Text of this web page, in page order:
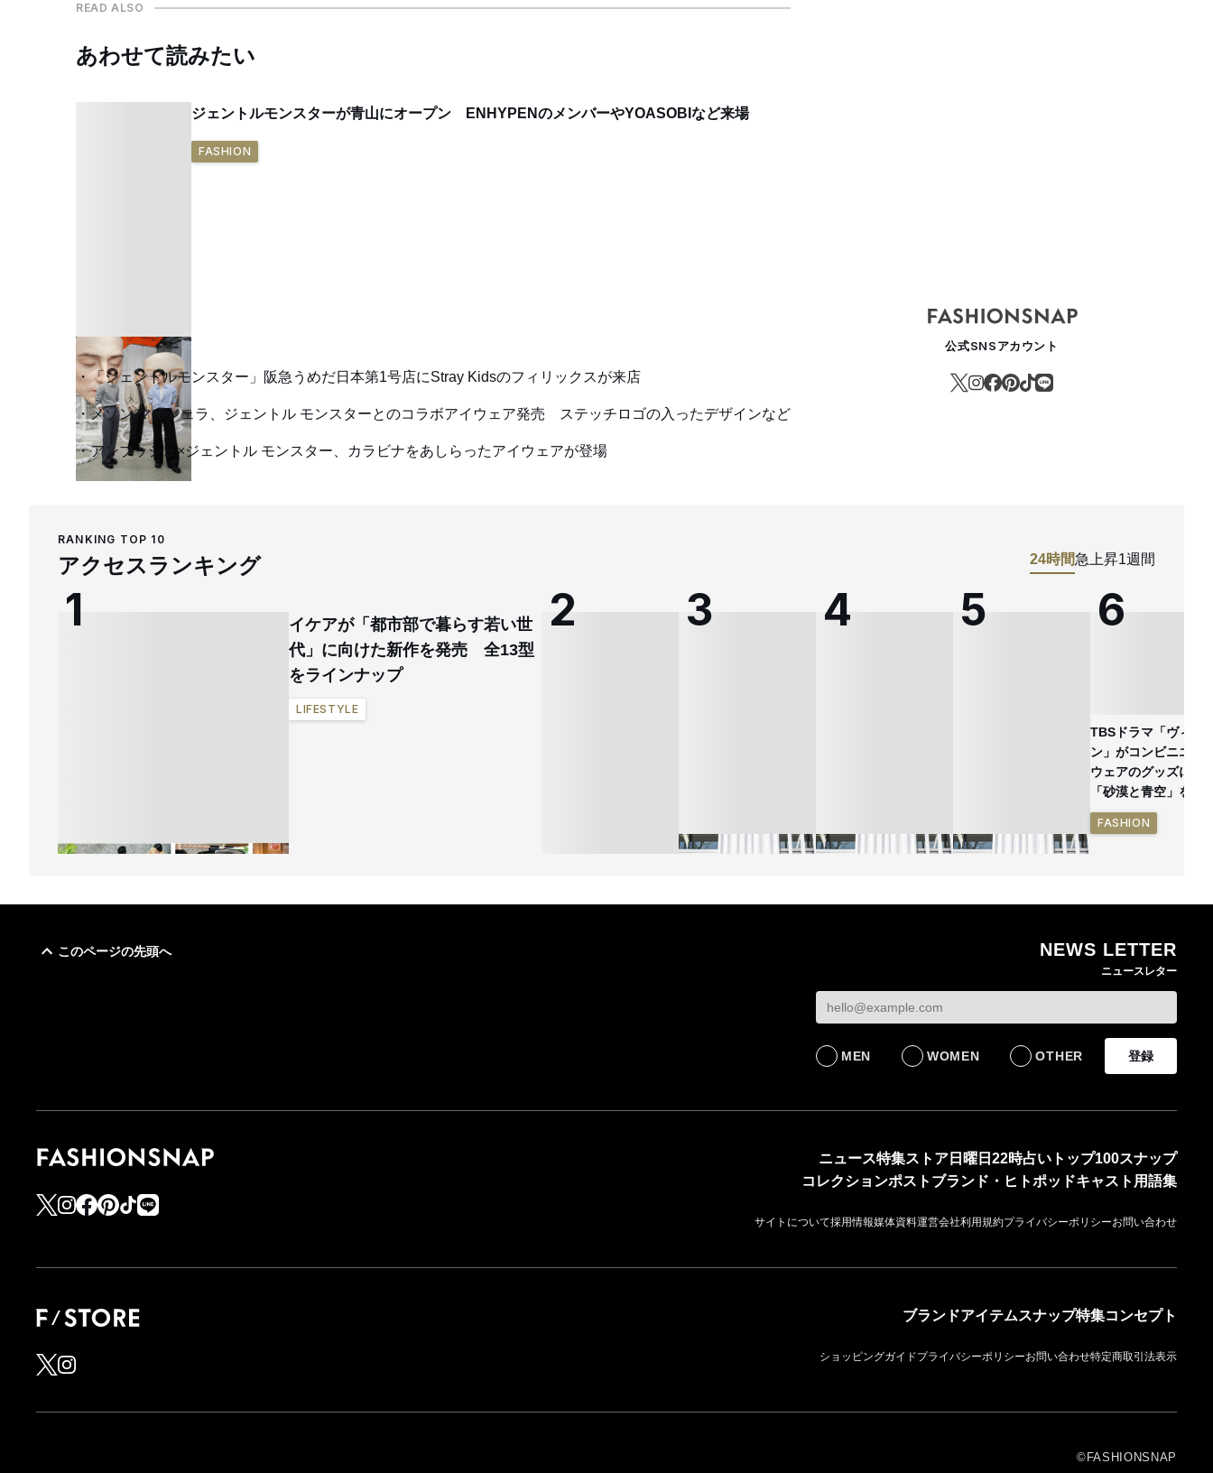
READ ALSO
あわせて読みたい
ジェントルモンスターが青山にオープン ENHYPENのメンバーやYOASOBIなど来場
FASHION
「ジェントルモンスター」阪急うめだ日本第1号店にStray Kidsのフィリックスが来店
メゾン マルジェラ、ジェントル モンスターとのコラボアイウェア発売 ステッチロゴの入ったデザインなど
アンブッシュ×ジェントル モンスター、カラビナをあしらったアイウェアが登場
公式SNSアカウント
RANKING TOP 10
アクセスランキング 24時間急上昇1週間
イケアが「都市部で暮らす若い世
代」に向けた新作を発売 全13型
をラインナップ
LIFESTYLE
HD 被災経緯を書面で
発表
BUSINESS
オンワードHDが緊急時
に貴重品の常時携行を
BUSINESS
TBSドラマ「ヴィヴ
ン」がコンビニエン
ウェアのグッズに
「砂漠と青空」を表
FASHION
このページの先頭へ NEWS LETTER
ニュースレター
MEN WOMEN OTHER 登録
ニュース特集ストア 日曜日22時占い トップ100スナップ
コレクションポスト ブランド・ヒトポッドキャスト 用語集
サイトについて採用情報媒体資料運営会社利用規約プライバシーポリシーお問い合わせ
ブランドアイテムスナップ特集コンセプト
ショッピングガイドプライバシーポリシーお問い合わせ特定商取引法表示
©FASHIONSNAP